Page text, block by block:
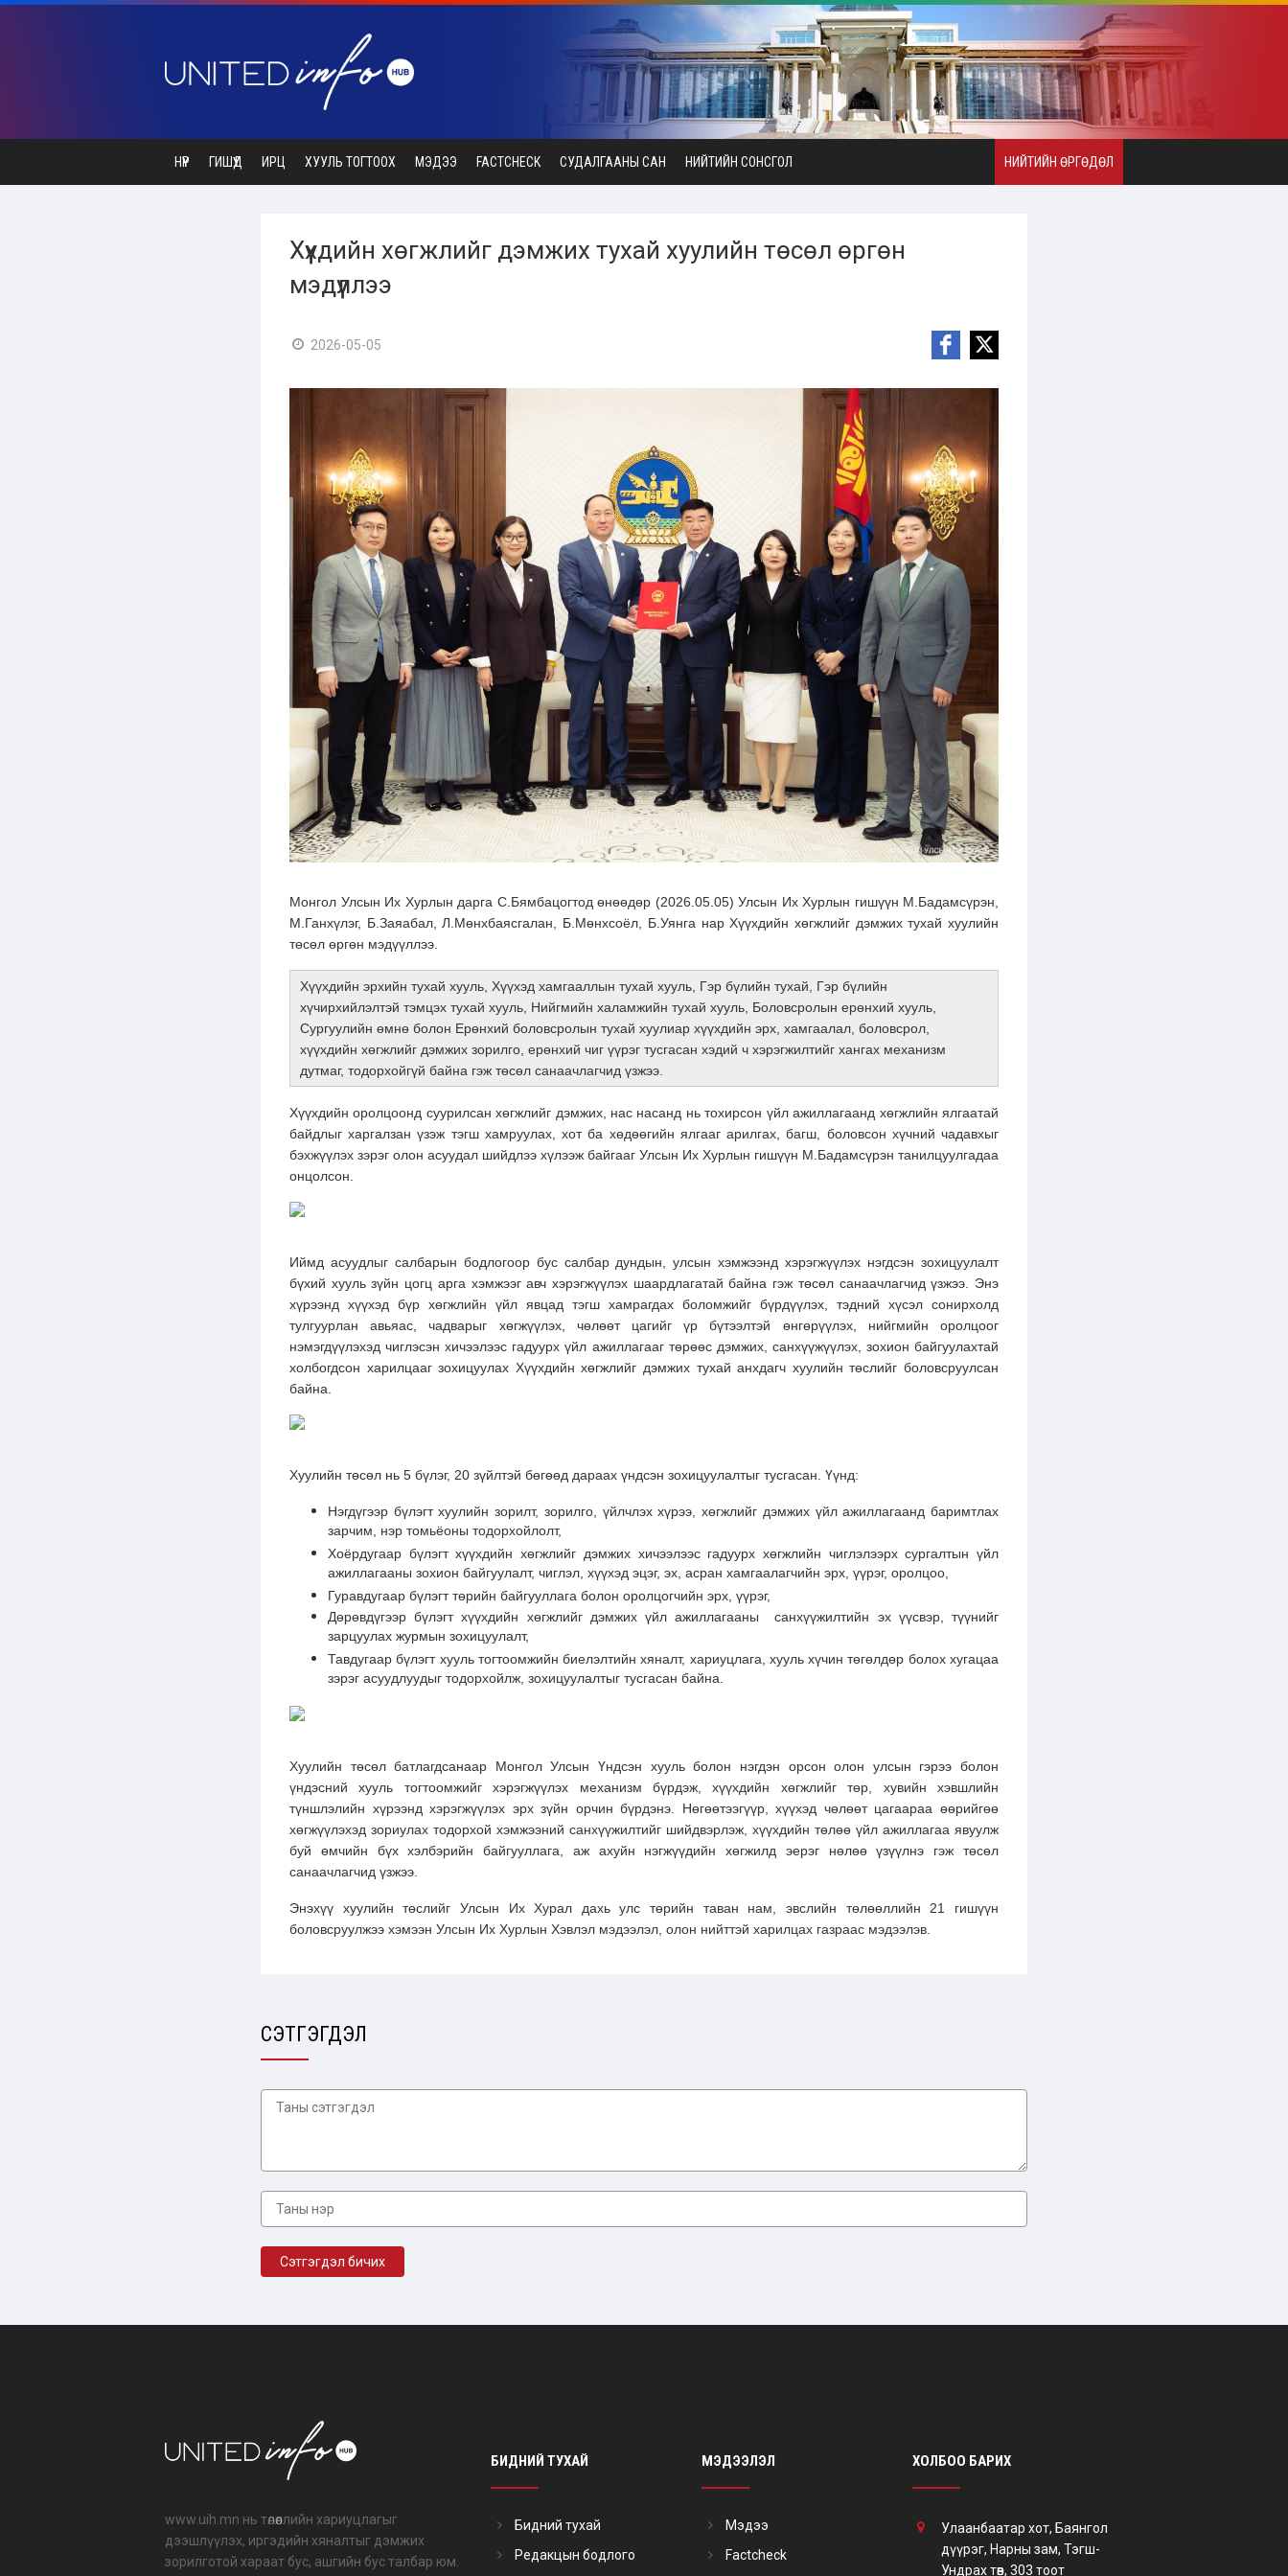
НҮҮР ГИШҮҮД ИРЦ ХУУЛЬ ТОГТООХ МЭДЭЭ FACTCHECK СУДАЛГААНЫ САН НИЙТИЙН СОНСГОЛ НИЙТИЙН ӨРГӨДӨЛ
Хүүхдийн хөгжлийг дэмжих тухай хуулийн төсөл өргөн
мэдүүллээ
2026-05-05
Монгол Улсын Их Хурлын дарга С.Бямбацогтод өнөөдөр (2026.05.05) Улсын Их Хурлын гишүүн М.Бадамсүрэн,
М.Ганхүлэг, Б.Заяабал, Л.Мөнхбаясгалан, Б.Мөнхсоёл, Б.Уянга нар Хүүхдийн хөгжлийг дэмжих тухай хуулийн
төсөл өргөн мэдүүллээ.
Хүүхдийн эрхийн тухай хууль, Хүүхэд хамгааллын тухай хууль, Гэр бүлийн тухай, Гэр бүлийн
хүчирхийлэлтэй тэмцэх тухай хууль, Нийгмийн халамжийн тухай хууль, Боловсролын ерөнхий хууль,
Сургуулийн өмнө болон Ерөнхий боловсролын тухай хуулиар хүүхдийн эрх, хамгаалал, боловсрол,
хүүхдийн хөгжлийг дэмжих зорилго, ерөнхий чиг үүрэг тусгасан хэдий ч хэрэгжилтийг хангах механизм
дутмаг, тодорхойгүй байна гэж төсөл санаачлагчид үзжээ.
Хүүхдийн оролцоонд суурилсан хөгжлийг дэмжих, нас насанд нь тохирсон үйл ажиллагаанд хөгжлийн ялгаатай
байдлыг харгалзан үзэж тэгш хамруулах, хот ба хөдөөгийн ялгааг арилгах, багш, боловсон хүчний чадавхыг
бэхжүүлэх зэрэг олон асуудал шийдлээ хүлээж байгааг Улсын Их Хурлын гишүүн М.Бадамсүрэн танилцуулгадаа
онцолсон.
Иймд асуудлыг салбарын бодлогоор бус салбар дундын, улсын хэмжээнд хэрэгжүүлэх нэгдсэн зохицуулалт
бүхий хууль зүйн цогц арга хэмжээг авч хэрэгжүүлэх шаардлагатай байна гэж төсөл санаачлагчид үзжээ. Энэ
хүрээнд хүүхэд бүр хөгжлийн үйл явцад тэгш хамрагдах боломжийг бүрдүүлэх, тэдний хүсэл сонирхолд
тулгуурлан авьяас, чадварыг хөгжүүлэх, чөлөөт цагийг үр бүтээлтэй өнгөрүүлэх, нийгмийн оролцоог
нэмэгдүүлэхэд чиглэсэн хичээлээс гадуурх үйл ажиллагааг төрөөс дэмжих, санхүүжүүлэх, зохион байгуулахтай
холбогдсон харилцааг зохицуулах Хүүхдийн хөгжлийг дэмжих тухай анхдагч хуулийн төслийг боловсруулсан
байна.
Хуулийн төсөл нь 5 бүлэг, 20 зүйлтэй бөгөөд дараах үндсэн зохицуулалтыг тусгасан. Үүнд:
Нэгдүгээр бүлэгт хуулийн зорилт, зорилго, үйлчлэх хүрээ, хөгжлийг дэмжих үйл ажиллагаанд баримтлах
зарчим, нэр томьёоны тодорхойлолт,
Хоёрдугаар бүлэгт хүүхдийн хөгжлийг дэмжих хичээлээс гадуурх хөгжлийн чиглэлээрх сургалтын үйл
ажиллагааны зохион байгуулалт, чиглэл, хүүхэд эцэг, эх, асран хамгаалагчийн эрх, үүрэг, оролцоо,
Гуравдугаар бүлэгт төрийн байгууллага болон оролцогчийн эрх, үүрэг,
Дөрөвдүгээр бүлэгт хүүхдийн хөгжлийг дэмжих үйл ажиллагааны санхүүжилтийн эх үүсвэр, түүнийг
зарцуулах журмын зохицуулалт,
Тавдугаар бүлэгт хууль тогтоомжийн биелэлтийн хяналт, хариуцлага, хууль хүчин төгөлдөр болох хугацаа
зэрэг асуудлуудыг тодорхойлж, зохицуулалтыг тусгасан байна.
Хуулийн төсөл батлагдсанаар Монгол Улсын Үндсэн хууль болон нэгдэн орсон олон улсын гэрээ болон
үндэсний хууль тогтоомжийг хэрэгжүүлэх механизм бүрдэж, хүүхдийн хөгжлийг төр, хувийн хэвшлийн
түншлэлийн хүрээнд хэрэгжүүлэх эрх зүйн орчин бүрдэнэ. Нөгөөтээгүүр, хүүхэд чөлөөт цагаараа өөрийгөө
хөгжүүлэхэд зориулах тодорхой хэмжээний санхүүжилтийг шийдвэрлэж, хүүхдийн төлөө үйл ажиллагаа явуулж
буй өмчийн бүх хэлбэрийн байгууллага, аж ахуйн нэгжүүдийн хөгжилд эерэг нөлөө үзүүлнэ гэж төсөл
санаачлагчид үзжээ.
Энэхүү хуулийн төслийг Улсын Их Хурал дахь улс төрийн таван нам, эвслийн төлөөллийн 21 гишүүн
боловсруулжээ хэмээн Улсын Их Хурлын Хэвлэл мэдээлэл, олон нийттэй харилцах газраас мэдээлэв.
СЭТГЭГДЭЛ
www.uih.mn нь төлөөллийн хариуцлагыг
дээшлүүлэх, иргэдийн хяналтыг дэмжих
зорилготой хараат бус, ашгийн бус талбар юм.
БИДНИЙ ТУХАЙ
Бидний тухай
Редакцын бодлого
МЭДЭЭЛЭЛ
Мэдээ
Factcheck
ХОЛБОО БАРИХ
Улаанбаатар хот, Баянгол
дүүрэг, Нарны зам, Тэгш-
Ундрах төв, 303 тоот